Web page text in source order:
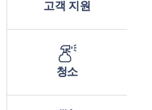
고객 지원
청소